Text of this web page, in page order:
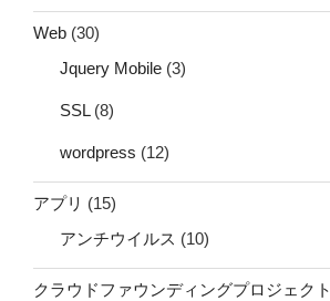
Web (30)
Jquery Mobile (3)
SSL(8)
wordpress (12)
アプリ (15)
アンチウイルス (10)
クラウドファウンディングプロジェクト